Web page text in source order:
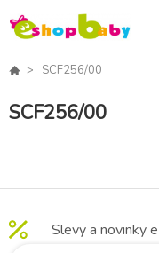
SCF256/00
SCF256/00
Slevy a novinky